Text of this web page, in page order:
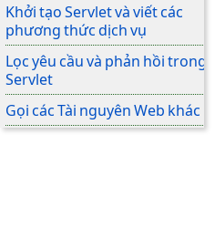
Khởi tạo Servlet và viết các
phương thức dịch vụ
Lọc yêu cầu và phản hồi trong
Servlet
Gọi các Tài nguyên Web khác